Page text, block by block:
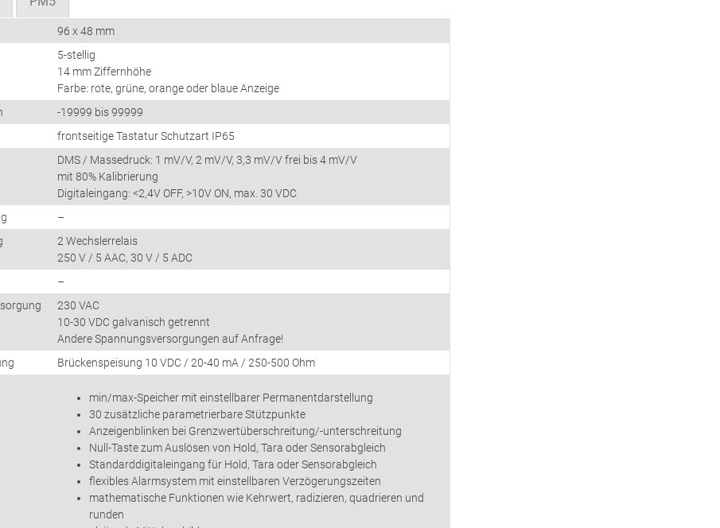
96 x 48 mm
5-stellig
14 mm Ziffernhöhe
Farbe: rote, grüne, orange oder blaue Anzeige
-19999 bis 99999
frontseitige Tastatur Schutzart IP65
DMS / Massedruck: 1 mV/V, 2 mV/V, 3,3 mV/V frei bis 4 mV/V
mit 80% Kalibrierung
Digitaleingang: <2,4V OFF, >10V ON, max. 30 VDC
–
2 Wechslerrelais
250 V / 5 AAC, 30 V / 5 ADC
–
230 VAC
10-30 VDC galvanisch getrennt
Andere Spannungsversorgungen auf Anfrage!
Brückenspeisung 10 VDC / 20-40 mA / 250-500 Ohm
min/max-Speicher mit einstellbarer Permanentdarstellung
30 zusätzliche parametrierbare Stützpunkte
Anzeigenblinken bei Grenzwertüberschreitung/-unterschreitung
Null-Taste zum Auslösen von Hold, Tara oder Sensorabgleich
Standarddigitaleingang für Hold, Tara oder Sensorabgleich
flexibles Alarmsystem mit einstellbaren Verzögerungszeiten
mathematische Funktionen wie Kehrwert, radizieren, quadrieren und
runden